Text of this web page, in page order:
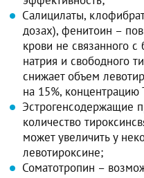
Салицилаты,
дозах), фенитоин –
крови не связанного
натрия и свободного
снижает объем
на 15%, концентрацию
Эстрогенсодержащие
количество
может увеличить у
левотироксине;
Соматотропин –